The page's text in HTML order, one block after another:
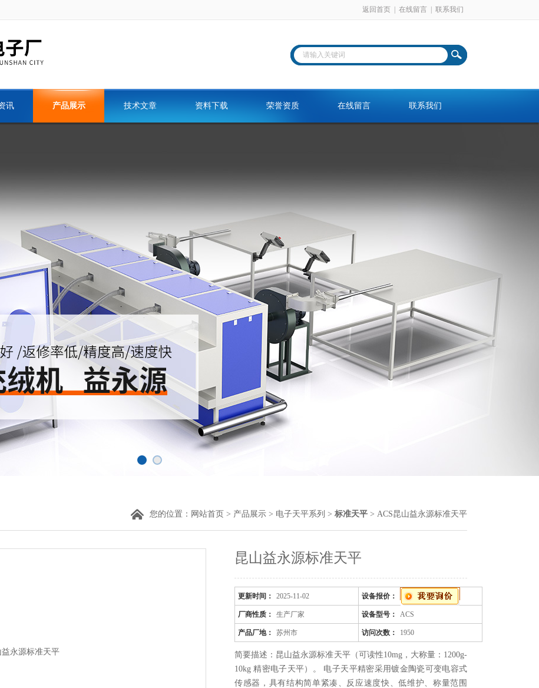
返回首页 在线留言 联系我们
讯 产品展示 技术文章 资料下载 荣誉资质 在线留言 联系我们
您的位置： 网站首页 > 产品展示 > 电子天平系列 > 标准天平 > ACS昆山益永源标准天平
昆山益永源标准天平
更新时间： 2025-11-02 设备报价：
厂商性质： 生产厂家 设备型号： ACS
产品厂地： 苏州市 访问次数： 1950
简要描述：昆山益永源标准天平（可读性10mg，大称量：1200g-
10kg 精密电子天平）。 电子天平精密采用镀金陶瓷可变电容式
传感器，具有结构简单紧凑、反应速度快、低维护、称量范围